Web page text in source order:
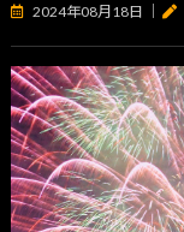
2024年08月18日